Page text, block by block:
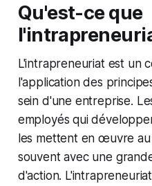
Qu'est-ce que
L'intrapreneuriat est un
l'application des
sein d'une entreprise.
employés qui
les mettent en œuvre
souvent avec une
d'action.